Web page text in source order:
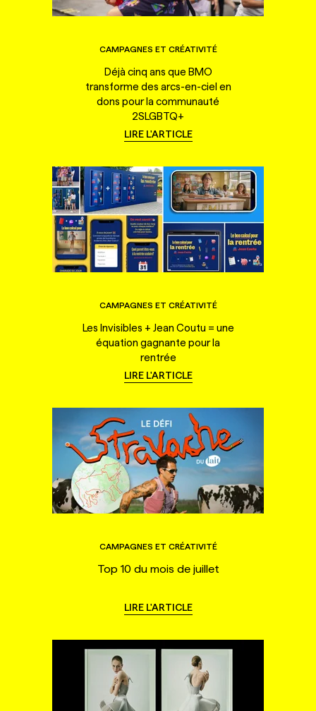
CAMPAGNES ET CRÉATIVITÉ
Déjà cinq ans que BMO
transforme des arcs-en-ciel en
dons pour la communauté
2SLGBTQ+
LIRE L'ARTICLE
CAMPAGNES ET CRÉATIVITÉ
Les Invisibles + Jean Coutu = une
équation gagnante pour la
rentrée
LIRE L'ARTICLE
CAMPAGNES ET CRÉATIVITÉ
Top 10 du mois de juillet
LIRE L'ARTICLE